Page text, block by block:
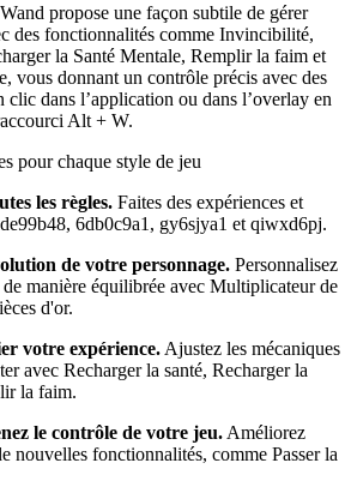
propose une façon subtile de gérer
des fonctionnalités comme Invincibilité,
la Santé Mentale, Remplir la faim et
vous donnant un contrôle précis avec des
clic dans l’application ou dans l’overlay en
Alt + W.
pour chaque style de jeu
les règles. Faites des expériences et
6db0c9a1, gy6sjya1 et qiwxd6pj.
de votre personnage. Personnalisez
manière équilibrée avec Multiplicateur de
d'or.
votre expérience. Ajustez les mécaniques
avec Recharger la santé, Recharger la
la faim.
le contrôle de votre jeu. Améliorez
nouvelles fonctionnalités, comme Passer la